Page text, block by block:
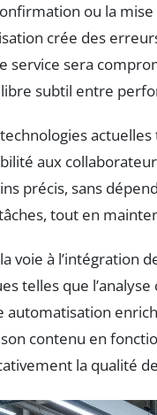
ou la
crée des
service sera
subtil entre
aux
précis, sans
tout en
voie à l’intégration
telles que
automatisation
contenu en
la qualité